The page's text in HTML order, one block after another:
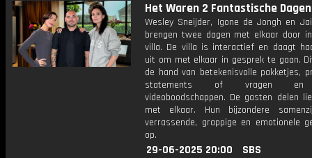
Het Waren 2 Fantastische Dagen
Wesley Sneijder, Igone de Jongh en
brengen twee dagen met elkaar door
villa. De villa is interactief en daagt
uit om met elkaar in gesprek te gaan.
de hand van betekenisvolle pakketjes,
statements of vragen en
videoboodschappen. De gasten delen
met elkaar. Hun bijzondere
verrassende, grappige en emotionele
op.
29-06-2025 20:00
SBS